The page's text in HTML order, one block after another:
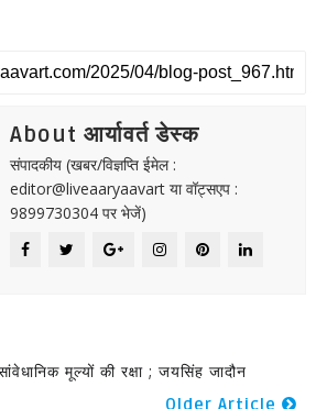
About आर्यावर्त डेस्क
संपादकीय (खबर/विज्ञप्ति ईमेल :
editor@liveaaryaavart या वॉट्सएप :
9899730304 पर भेजें)
मूल्यों की रक्षा ; जयसिंह जादौन
Older Article